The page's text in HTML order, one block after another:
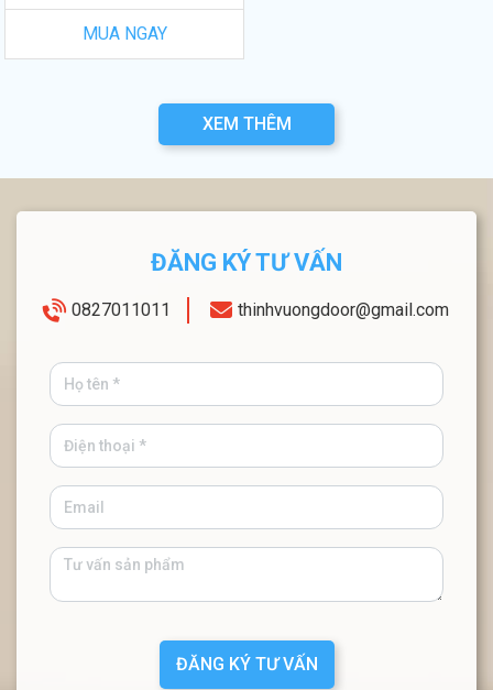
MUA NGAY
XEM THÊM
ĐĂNG KÝ TƯ VẤN
0827011011 thinhvuongdoor@gmail.com
ĐĂNG KÝ TƯ VẤN